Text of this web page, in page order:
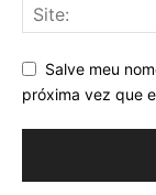
Salve meu
próxima vez que